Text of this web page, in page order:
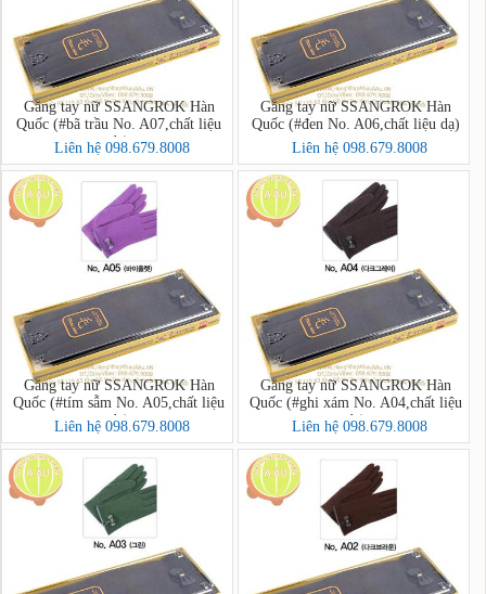
Găng tay nữ SSANGROK Hàn
Quốc (#bã trầu No. A07,chất liệu
dạ)
Liên hệ 098.679.8008
Găng tay nữ SSANGROK Hàn
Quốc (#đen No. A06,chất liệu dạ)
Liên hệ 098.679.8008
Găng tay nữ SSANGROK Hàn
Quốc (#tím sẫm No. A05,chất liệu
dạ)
Liên hệ 098.679.8008
Găng tay nữ SSANGROK Hàn
Quốc (#ghi xám No. A04,chất liệu
dạ)
Liên hệ 098.679.8008